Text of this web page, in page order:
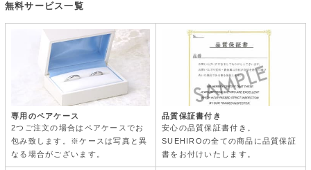
無料サービス一覧
専用のペアケース
2つご注文の場合はペアケースでお
包み致します。※ケースは写真と異
なる場合がございます。
品質保証書付き
安心の品質保証書付き。
SUEHIROの全ての商品に品質保証
書をお付けいたします。